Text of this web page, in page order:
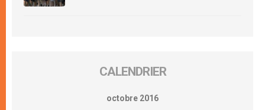
CALENDRIER
octobre 2016